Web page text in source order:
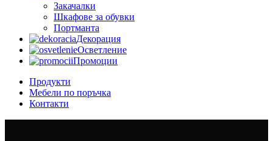
Закачалки
Шкафове за обувки
Портманта
Декорация
Осветление
Промоции
Продукти
Мебели по поръчка
Контакти